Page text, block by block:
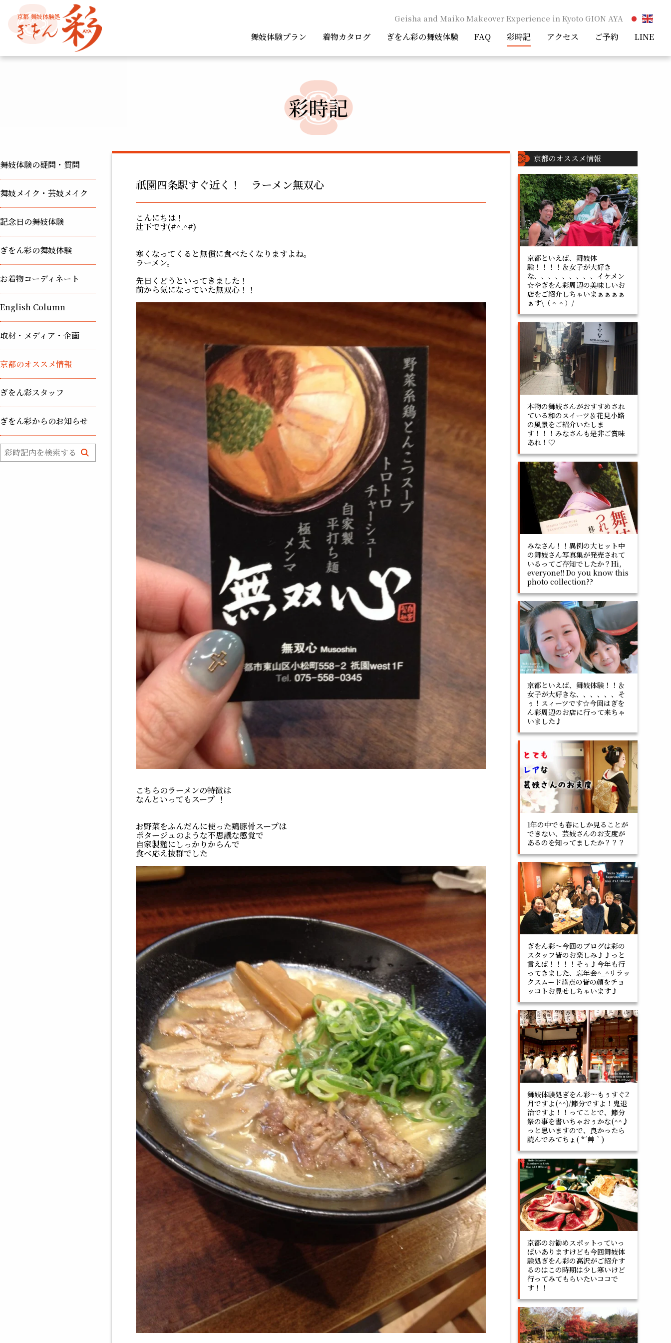
京都 舞妓体験処 Geisha and Maiko Makeover Experience in Kyoto GION AYA
舞妓体験プラン 着物カタログ ぎをん彩の舞妓体験 FAQ 彩時記 アクセス ご予約 LINE
彩時記
舞妓体験の疑問・質問
舞妓メイク・芸妓メイク
記念日の舞妓体験
ぎをん彩の舞妓体験
お着物コーディネート
English Column
取材・メディア・企画
京都のオススメ情報
ぎをん彩スタッフ
ぎをん彩からのお知らせ
祇園四条駅すぐ近く！ ラーメン無双心
こんにちは！
辻下です(#^.^#)
寒くなってくると無償に食べたくなりますよね。
ラーメン。
先日くどうといってきました！
前から気になっていた無双心！！
こちらのラーメンの特徴は
なんといってもスープ ！
お野菜をふんだんに使った鶏豚骨スープは
ポタージュのような不思議な感覚で
自家製麺にしっかりからんで
食べ応え抜群でした
京都のオススメ情報
京都といえば、舞妓体
験！！！！＆女子が大好き
な、、、、、、、、、イケメン
☆やぎをん彩周辺の美味しいお
店をご紹介しちゃいまぁぁぁぁ
ぁす\（＾＾）/
本物の舞妓さんがおすすめされ
ている和のスイーツ＆花見小路
の風景をご紹介いたしま
す！！！みなさんも是非ご賞味
あれ！♡
みなさん！！異例の大ヒット中
の舞妓さん写真集が発売されて
いるってご存知でしたか？Hi,
everyone!! Do you know this
photo collection??
京都といえば、舞妓体験！！＆
女子が大好きな、、、、、、そ
ぅ！スィーツです☆今回はぎを
ん彩周辺のお店に行って来ちゃ
いました♪
1年の中でも春にしか見ることが
できない、芸妓さんのお支度が
あるのを知ってましたか？？？
ぎをん彩～今回のブログは彩の
スタッフ皆のお楽しみ♪♪っと
言えば！！！！そぅ♪今年も行
ってきました、忘年会^_^リラッ
クスムード満点の皆の顔をチョ
ッコトお見せしちゃいます♪
舞妓体験処ぎをん彩～もぅすぐ2
月ですよ(^^)/節分ですよ！鬼退
治ですよ！！ってことで、節分
祭の事を書いちゃおぅかな(^^♪
っと思いますので、良かったら
読んでみてちょ( *´艸｀)
京都のお勧めスポットっていっ
ぱいありますけども今回舞妓体
験処ぎをん彩の高沢がご紹介す
るのはこの時期は少し寒いけど
行ってみてもらいたいココで
す！！